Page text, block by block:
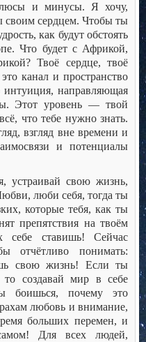
и минусы. Я хочу,
своим сердцем. Чтобы ты
как будут обстоять
Что будет с Африкой,
Твоё сердце, твоё
канал и пространство
направляющая
Этот уровень — твой
что тебе нужно знать.
взгляд вне времени и
и потенциалы
устраивай свою жизнь,
люби себя, тогда ты
которые тебя, как ты
препятствия на твоём
ставишь! Сейчас
отчётливо понимать:
свою жизнь! Если ты
создавай мир в себе
боишься, почему это
любовь и внимание,
больших перемен, и
Для всех людей,